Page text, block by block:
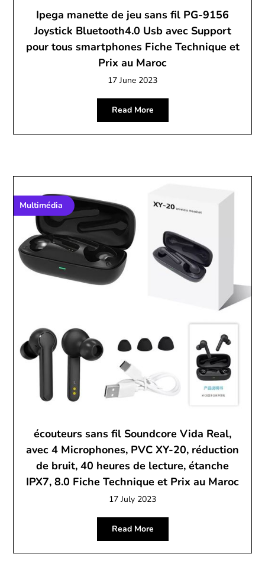
Ipega manette de jeu sans fil PG-9156
Joystick Bluetooth4.0 Usb avec Support
pour tous smartphones Fiche Technique et
Prix au Maroc
17 June 2023
Read More
Multimédia
écouteurs sans fil Soundcore Vida Real,
avec 4 Microphones, PVC XY-20, réduction
de bruit, 40 heures de lecture, étanche
IPX7, 8.0 Fiche Technique et Prix au Maroc
17 July 2023
Read More